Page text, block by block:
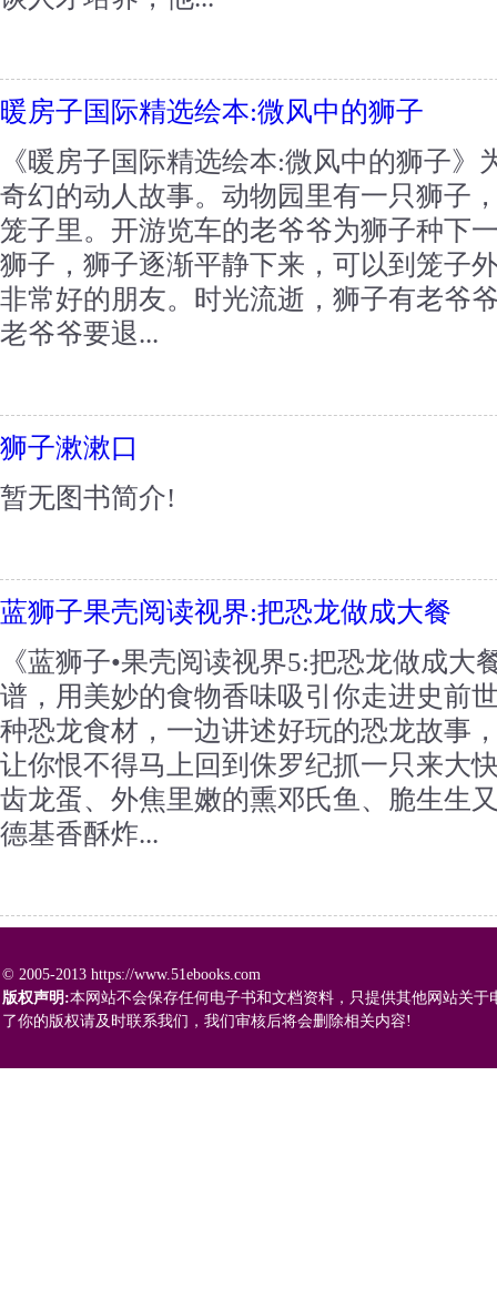
暖房子国际精选绘本:微风中的狮子
《暖房子国际精选绘本:微风中的狮子
奇幻的动人故事。动物园里有一只狮子
笼子里。开游览车的老爷爷为狮子种下
狮子，狮子逐渐平静下来，可以到笼子
非常好的朋友。时光流逝，狮子有老爷
老爷爷要退...
狮子漱漱口
暂无图书简介!
蓝狮子果壳阅读视界:把恐龙做成大餐
《蓝狮子•果壳阅读视界5:把恐龙做成
谱，用美妙的食物香味吸引你走进史前
种恐龙食材，一边讲述好玩的恐龙故事
让你恨不得马上回到侏罗纪抓一只来大
齿龙蛋、外焦里嫩的熏邓氏鱼、脆生生
德基香酥炸...
© 2005-2013 https://www.51ebooks.com
版权声明:本网站不会保存任何电子书和文档资料，只提供其他网站关
了你的版权请及时联系我们，我们审核后将会删除相关内容!